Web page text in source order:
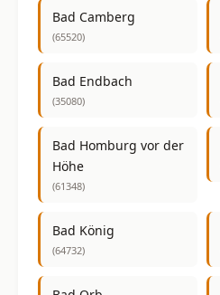
Bad Camberg
(65520)
Bad Endbach
(35080)
Bad Homburg vor der
Höhe
(61348)
Bad König
(64732)